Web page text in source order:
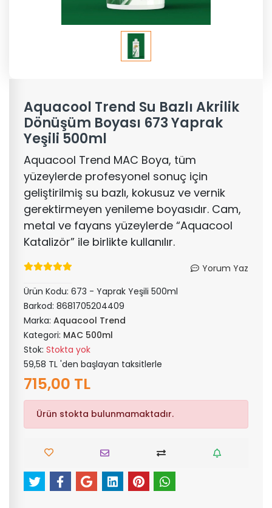
Aquacool Trend Su Bazlı Akrilik
Dönüşüm Boyası 673 Yaprak
Yeşili 500ml
Aquacool Trend MAC Boya, tüm
yüzeylerde profesyonel sonuç için
geliştirilmiş su bazlı, kokusuz ve vernik
gerektirmeyen yenileme boyasıdır. Cam,
metal ve fayans yüzeylerde “Aquacool
Katalizör” ile birlikte kullanılır.
Yorum Yaz
Ürün Kodu: 673 - Yaprak Yeşili 500ml
Barkod: 8681705204409
Marka: Aquacool Trend
Kategori: MAC 500ml
Stok: Stokta yok
59,58 TL 'den başlayan taksitlerle
715,00 TL
Ürün stokta bulunmamaktadır.